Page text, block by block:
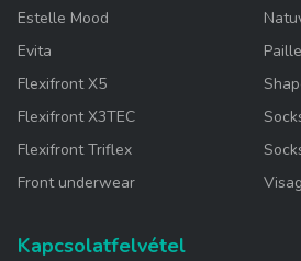
Estelle Mood
Evita
Flexifront X5
Flexifront X3TEC
Flexifront Triflex
Front underwear
Kapcsolatfelvétel